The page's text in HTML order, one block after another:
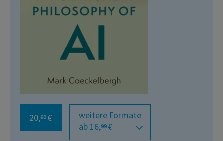
20,60 €
weitere Formate
ab 16,99 €